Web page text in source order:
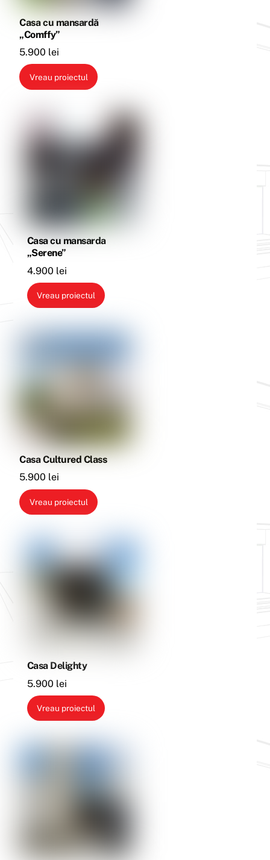
Casa cu mansardă
„Comffy”
5.900 lei
Vreau proiectul
Casa cu mansarda
„Serene”
4.900 lei
Vreau proiectul
Casa Cultured Class
5.900 lei
Vreau proiectul
Casa Delighty
5.900 lei
Vreau proiectul